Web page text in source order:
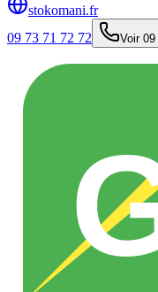
stokomani.fr
09 73 71 72 72
Voir 09